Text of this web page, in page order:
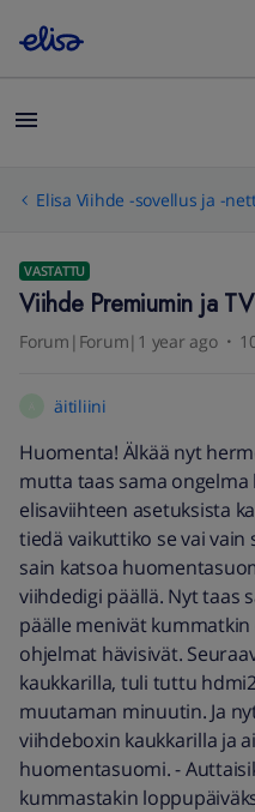
Elisa Viihde -sovellus ja -
VASTATTU
Viihde Premiumin ja
Forum|Forum|1 year ago
äitiliini
Huomenta! Älkää nyt
mutta taas sama ongelma
elisaviihteen asetuksista
tiedä vaikuttiko se vai
sain katsoa
viihdedigi päällä. Nyt taas
päälle menivät
ohjelmat hävisivät.
kaukkarilla, tuli tuttu
muutaman minuutin. Ja
viihdeboxin kaukkarilla ja
huomentasuomi. -
kummastakin